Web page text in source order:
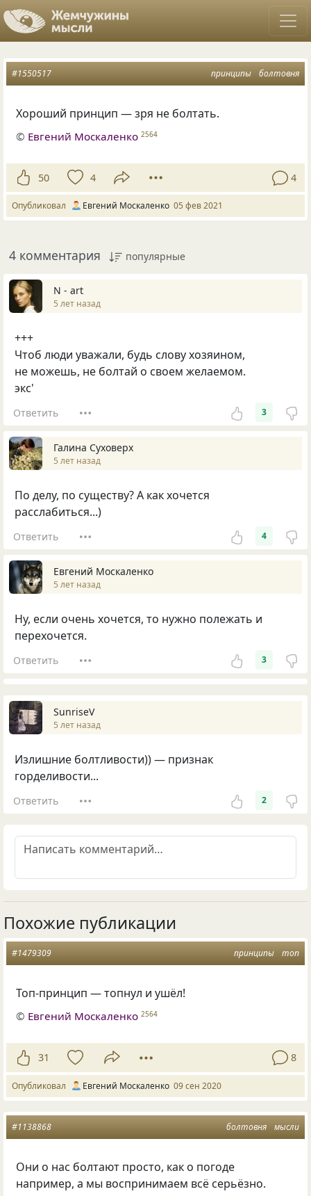
принципы болтовня
#1550517
Хороший принцип — зря не болтать.
© Евгений Москаленко 2564
50 4 4
Опубликовал Евгений Москаленко 05 фев 2021
4 комментария популярные
N - art
5 лет назад
+++
Чтоб люди уважали, будь слову хозяином,
не можешь, не болтай о своем желаемом.
экс'
Ответить 3
Галина Суховерх
5 лет назад
По делу, по существу? А как хочется
расслабиться...)
Ответить 4
Евгений Москаленко
5 лет назад
Ну, если очень хочется, то нужно полежать и
перехочется.
Ответить 3
SunriseV
5 лет назад
Излишние болтливости)) — признак
горделивости...
Ответить 2
Похожие публикации
принципы топ
#1479309
Топ-принцип — топнул и ушёл!
© Евгений Москаленко 2564
31 8
Опубликовал Евгений Москаленко 09 сен 2020
болтовня мысли
#1138868
Они о нас болтают просто, как о погоде
например, а мы воспринимаем всё серьёзно.